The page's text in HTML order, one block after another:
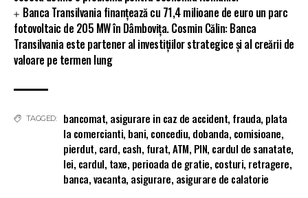
Banca Transilvania finanțează cu 71,4 milioane de euro un parc
fotovoltaic de 205 MW în Dâmbovița. Cosmin Călin: Banca
Transilvania este partener al investițiilor strategice și al creării de
valoare pe termen lung
TAGGED: bancomat, asigurare in caz de accident, frauda, plata
la comercianti, bani, concediu, dobanda, comisioane,
pierdut, card, cash, furat,ATM, PIN, cardul de sanatate,
lei, cardul, taxe, perioada de gratie, costuri, retragere,
banca,vacanta, asigurare, asigurare de calatorie